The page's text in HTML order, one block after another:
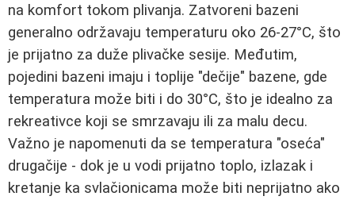
na komfort tokom plivanja. Zatvoreni bazeni
generalno održavaju temperaturu oko 26-27°C, što
je prijatno za duže plivačke sesije. Međutim,
pojedini bazeni imaju i toplije "dečije" bazene, gde
temperatura može biti i do 30°C, što je idealno za
rekreativce koji se smrzavaju ili za malu decu.
Važno je napomenuti da se temperatura "oseća"
drugačije - dok je u vodi prijatno toplo, izlazak i
kretanje ka svlačionicama može biti neprijatno ako